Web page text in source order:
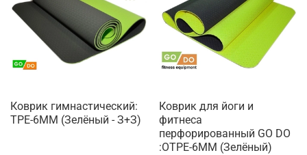
Коврик гимнастический:
TPE-6MM (Зелёный - З+З)
Коврик для йоги и
фитнеса
перфорированный GO DO
:OTPE-6MM (Зелёный)